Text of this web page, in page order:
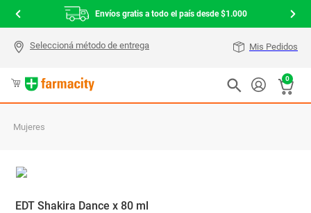
Envíos gratis a todo el país desde $1.000
Mis Pedidos
0
Mujeres
EDT Shakira Dance x 80 ml